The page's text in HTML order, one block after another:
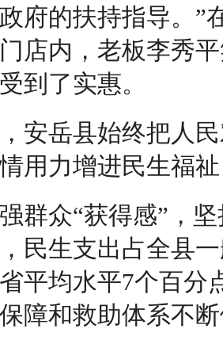
府的扶持指导。”
店内，老板李秀
到了实惠。
岳县始终把人民
用力增进民生福
众“获得感”，坚
民生支出占全县
平均水平7个百分
障和救助体系不